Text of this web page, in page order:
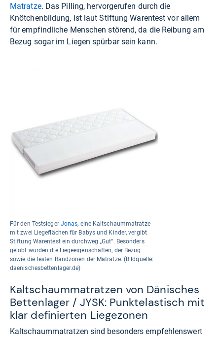
Matratze. Das Pilling, hervorgerufen durch die
Knötchenbildung, ist laut Stiftung Warentest vor allem
für empfindliche Menschen störend, da die Reibung am
Bezug sogar im Liegen spürbar sein kann.
Für den Testsieger Jonas, eine Kaltschaummatratze
mit zwei Liegeflächen für Babys und Kinder, vergibt
Stiftung Warentest ein durchweg „Gut“. Besonders
gelobt wurden die Liegeeigenschaften, der Bezug
sowie die festen Randzonen der Matratze. (Bildquelle:
daenischesbettenlager.de)
Kaltschaummatratzen von Dänisches
Bettenlager / JYSK: Punktelastisch mit
klar definierten Liegezonen
Kaltschaummatratzen sind besonders empfehlenswert